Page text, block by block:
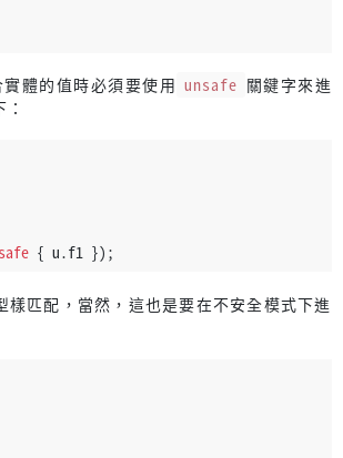
體的值時必須要使用 unsafe 關鍵字來進
{ u.f1 });
樣匹配，當然，這也是要在不安全模式下進